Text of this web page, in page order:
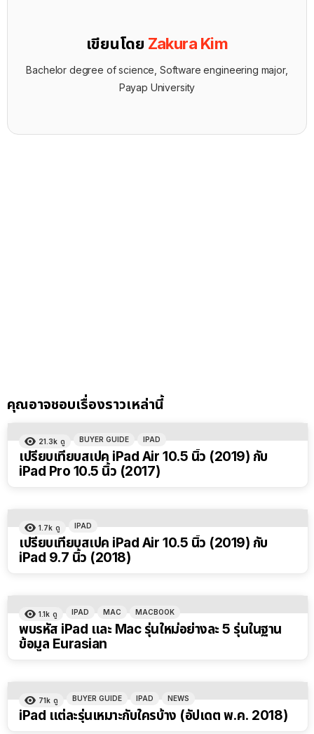
เขียนโดย Zakura Kim
Bachelor degree of science, Software engineering major,
Payap University
คุณอาจชอบเรื่องราวเหล่านี้
21.3k ดู BUYER GUIDE IPAD
เปรียบเทียบสเปค iPad Air 10.5 นิ้ว (2019) กับ
iPad Pro 10.5 นิ้ว (2017)
1.7k ดู IPAD
เปรียบเทียบสเปค iPad Air 10.5 นิ้ว (2019) กับ
iPad 9.7 นิ้ว (2018)
1.1k ดู IPAD MAC MACBOOK
พบรหัส iPad และ Mac รุ่นใหม่อย่างละ 5 รุ่นในฐาน
ข้อมูล Eurasian
71k ดู BUYER GUIDE IPAD NEWS
iPad แต่ละรุ่นเหมาะกับใครบ้าง (อัปเดต พ.ค. 2018)